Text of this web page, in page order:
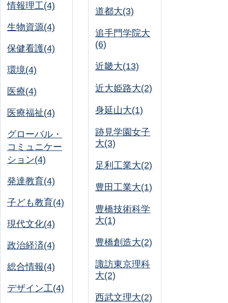
情報理工(4)
生物資源(4)
保健看護(4)
環境(4)
医療(4)
医療福祉(4)
グローバル・
コミュニケー
ション(4)
発達教育(4)
子ども教育(4)
現代文化(4)
政治経済(4)
総合情報(4)
デザイン工(4)
道都大(3)
追手門学院大
(6)
近畿大(13)
近大姫路大(2)
身延山大(1)
跡見学園女子
大(3)
足利工業大(2)
豊田工業大(1)
豊橋技術科学
大(1)
豊橋創造大(2)
諏訪東京理科
大(2)
西武文理大(2)